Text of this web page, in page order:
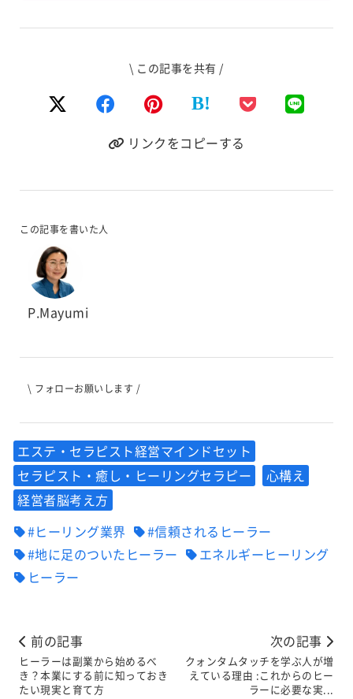
\ この記事を共有 /
B!
リンクをコピーする
この記事を書いた人
P.Mayumi
\ フォローお願いします /
エステ・セラピスト経営マインドセット
セラピスト・癒し・ヒーリングセラピー
心構え
経営者脳考え方
#ヒーリング業界
#信頼されるヒーラー
#地に足のついたヒーラー
エネルギーヒーリング
ヒーラー
前の記事
ヒーラーは副業から始めるべ
き？本業にする前に知っておき
たい現実と育て方
次の記事
クォンタムタッチを学ぶ人が増
えている理由 :これからのヒー
ラーに必要な実...